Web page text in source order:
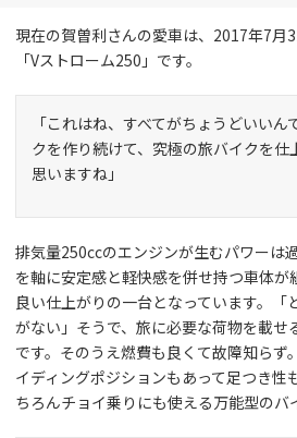
現在の賀曽利さんの愛車は、2017年7月
「Vストローム250」です。
「これはね、すべてがちょうどいい
クを作り続けて、究極の旅バイクを仕
思いますね」
排気量250ccのエンジンが生むパワーは
を軸に安定感と軽快感を併せ持つ車体が
良い仕上がりの一台となっています。「
がない」そうで、旅に必要な荷物を載せ
です。そのうえ燃費も良くて故障知らず
イディングポジションもあって足つき性
ちろんチョイ乗りにも使える万能型のバ